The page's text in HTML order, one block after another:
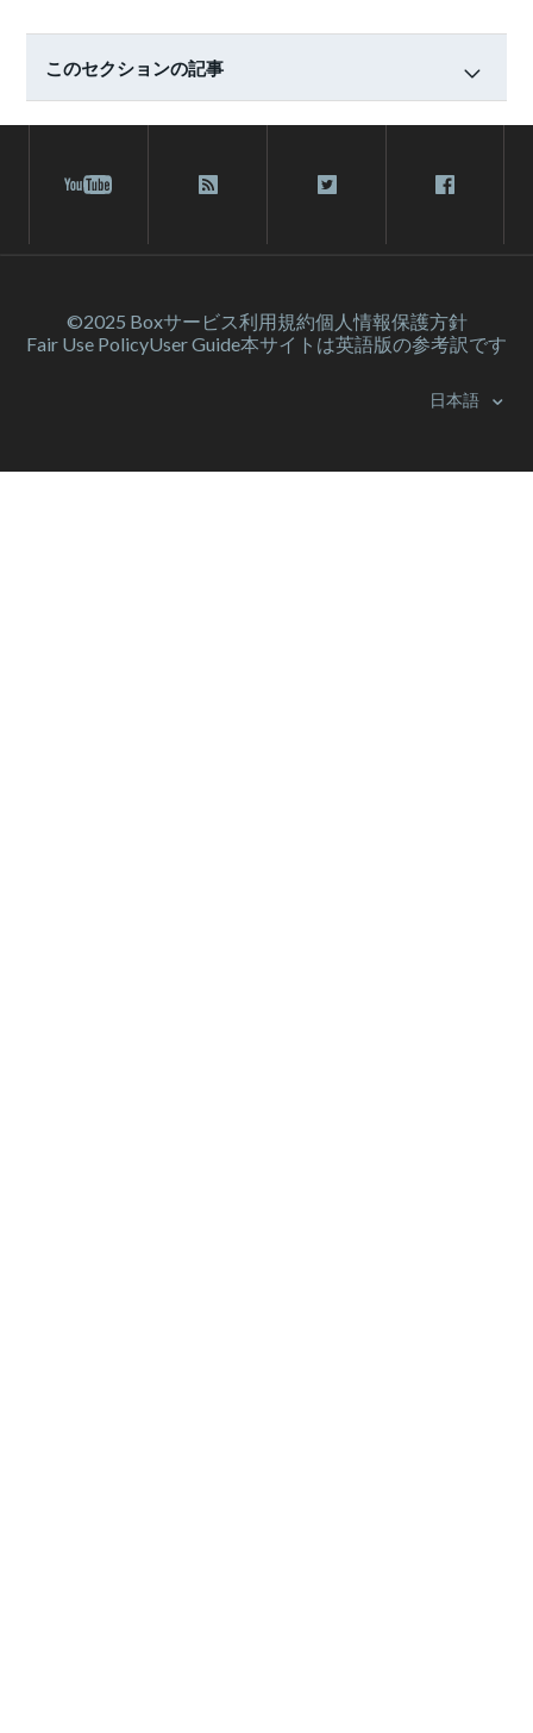
このセクションの記事
©2025 Boxサービス利⽤規約個人情報保護方針
Fair Use PolicyUser Guide本サイトは英語版の参考訳です
日本語